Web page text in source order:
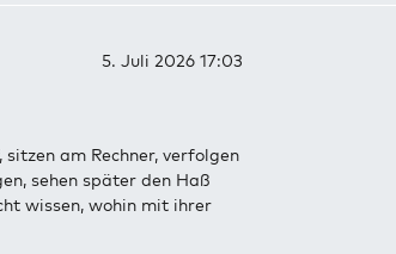
5. Juli 2026 17:03
am Rechner, verfolgen
sehen später den Haß
wissen, wohin mit ihrer